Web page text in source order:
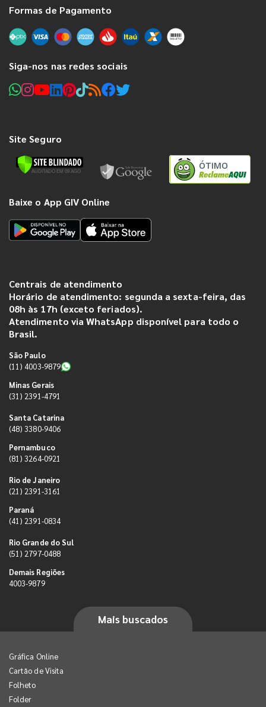
Formas de Pagamento
Siga-nos nas redes sociais
Site Seguro
ÓTIMO
Baixe o App GIV Online
Centrais de atendimento
Horário de atendimento: segunda a sexta-feira, das
08h às 17h (exceto feriados).
Atendimento via WhatsApp disponível para todo o
Brasil.
São Paulo
(11) 4003-9879
Minas Gerais
(31) 2391-4791
Santa Catarina
(48) 3380-9406
Pernambuco
(81) 3264-0921
Rio de Janeiro
(21) 2391-3161
Paraná
(41) 2391-0834
Rio Grande do Sul
(51) 2797-0488
Demais Regiões
4003-9879
Mais buscados
Gráfica Online
Cartão de Visita
Folheto
Folder